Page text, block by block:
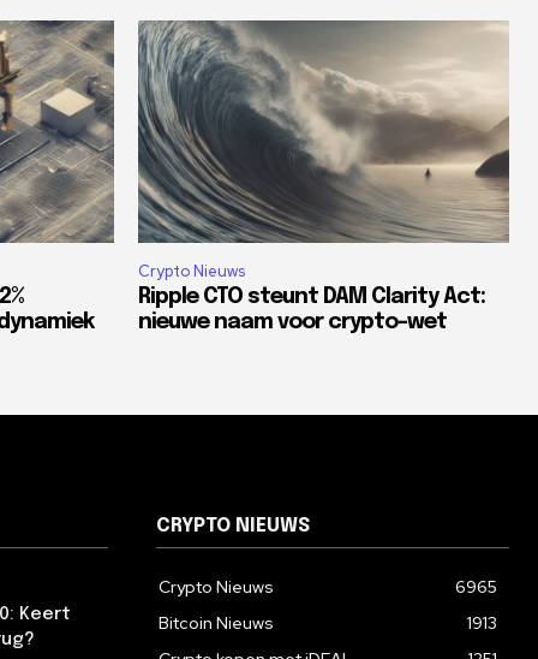
Crypto Nieuws
Ripple CTO steunt DAM Clarity Act:
nieuwe naam voor crypto-wet
Keert
CRYPTO NIEUWS
Crypto Nieuws
6965
Bitcoin Nieuws
1913